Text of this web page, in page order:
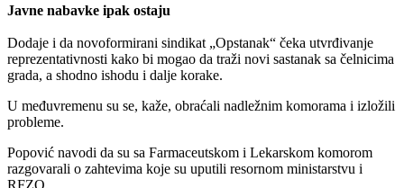
Javne nabavke ipak ostaju
Dodaje i da novoformirani sindikat „Opstanak“ čeka utvrđivanje
reprezentativnosti kako bi mogao da traži novi sastanak sa čelnicima
grada, a shodno ishodu i dalje korake.
U međuvremenu su se, kaže, obraćali nadležnim komorama i izložili
probleme.
Popović navodi da su sa Farmaceutskom i Lekarskom komorom
razgovarali o zahtevima koje su uputili resornom ministarstvu i